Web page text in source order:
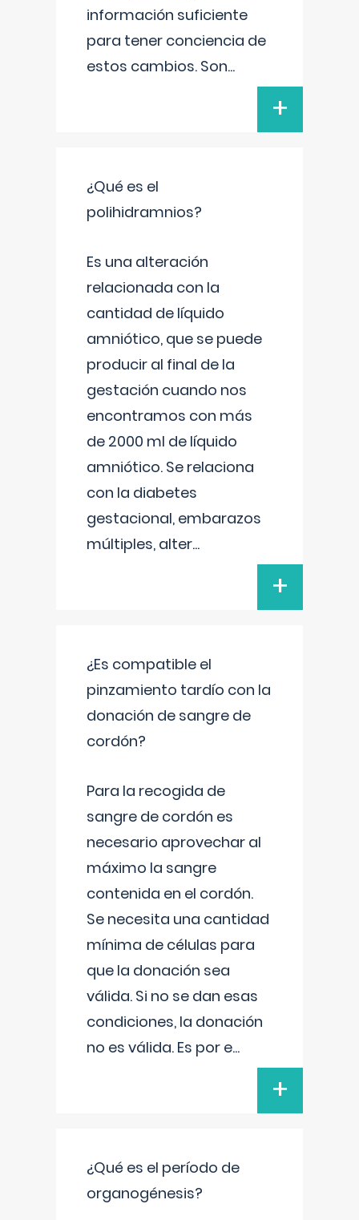
información suficiente
para tener conciencia de
estos cambios. Son...
+
¿Qué es el
polihidramnios?
Es una alteración
relacionada con la
cantidad de líquido
amniótico, que se puede
producir al final de la
gestación cuando nos
encontramos con más
de 2000 ml de líquido
amniótico. Se relaciona
con la diabetes
gestacional, embarazos
múltiples, alter...
+
¿Es compatible el
pinzamiento tardío con la
donación de sangre de
cordón?
Para la recogida de
sangre de cordón es
necesario aprovechar al
máximo la sangre
contenida en el cordón.
Se necesita una cantidad
mínima de células para
que la donación sea
válida. Si no se dan esas
condiciones, la donación
no es válida. Es por e...
+
¿Qué es el período de
organogénesis?